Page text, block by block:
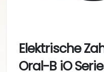
Elektrische
Oral-B iO